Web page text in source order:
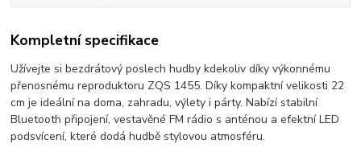
Kompletní specifikace
Užívejte si bezdrátový poslech hudby kdekoliv díky výkonnému
přenosnému reproduktoru ZQS 1455. Díky kompaktní velikosti 22
cm je ideální na doma, zahradu, výlety i párty. Nabízí stabilní
Bluetooth připojení, vestavěné FM rádio s anténou a efektní LED
podsvícení, které dodá hudbě stylovou atmosféru.